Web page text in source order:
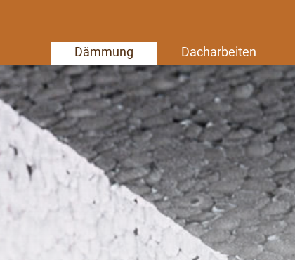
Dämmung Dacharbeiten